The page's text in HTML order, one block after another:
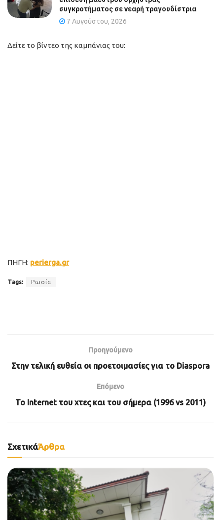
συγκροτήματος σε νεαρή τραγουδίστρια
7 Αυγούστου, 2026
Δείτε το βίντεο της καμπάνιας του:
ΠΗΓΗ: perierga.gr
Tags: Ρωσία
Προηγούμενο
Στην τελική ευθεία οι προετοιμασίες για το Diaspora
Επόμενο
Το Internet του χτες και του σήμερα (1996 vs 2011)
ΣχετικάΆρθρα